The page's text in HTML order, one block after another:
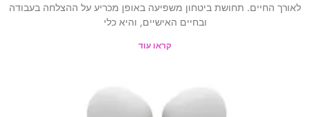
לאורך החיים. תחושת ביטחון משפיעה באופן מכריע על ההצלחה בעבודה
ובחיים האישיים, והיא כלי
קראו עוד